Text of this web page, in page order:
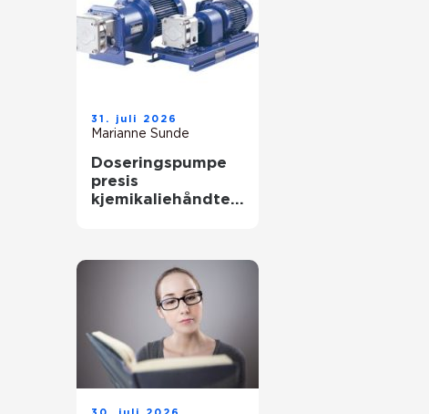
31. juli 2026
Marianne Sunde
Doseringspumpe
presis
kjemikaliehåndteri